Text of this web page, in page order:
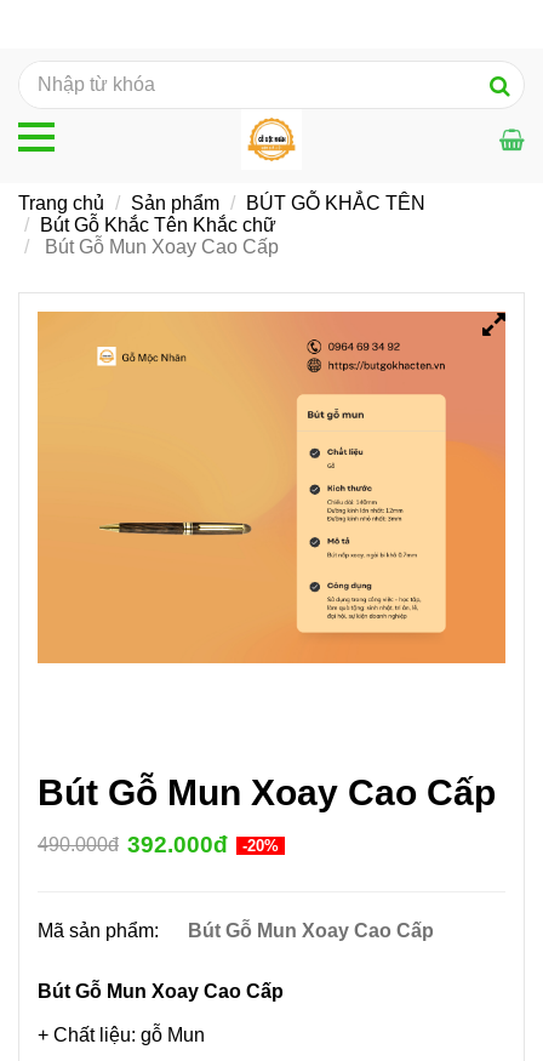
Bút Gỗ Mun Xoay Cao Cấp
490.000đ 392.000đ -20%
Mã sản phẩm: Bút Gỗ Mun Xoay Cao Cấp
Bút Gỗ Mun Xoay Cao Cấp
+ Chất liệu: gỗ Mun
Trang chủ Sản phẩm
BÚT GỖ KHẮC TÊN
Bút Gỗ Khắc Tên Khắc chữ
Bút Gỗ Mun Xoay Cao Cấp